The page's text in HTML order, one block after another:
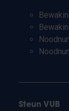
Steun VUB